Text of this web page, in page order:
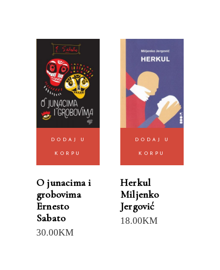
DODAJ U
KORPU
O junacima i
grobovima
Ernesto
Sabato
30.00KM
DODAJ U
KORPU
Herkul
Miljenko
Jergović
18.00KM